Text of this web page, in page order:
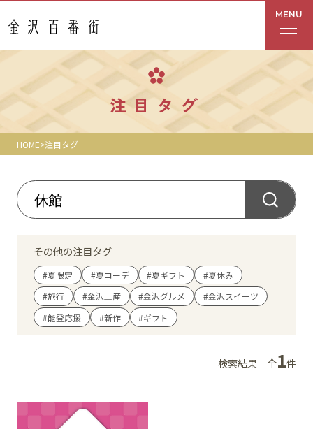
MENU
フロアガイド
あんと
Rinto
あんと西
レストラン・カフェ
ショップニュース
アクセス・パーキング
館内サービス
注目タグ
HOME 注目タグ
その他の注目タグ
#夏限定 #夏コーデ #夏ギフト
#夏休み
#旅行
#金沢土産 #金沢グルメ
#金沢スイーツ
#能登応援
#新作 #ギフト
検索結果 全1件